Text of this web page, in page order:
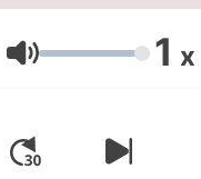
ระดับเสียง 1 x